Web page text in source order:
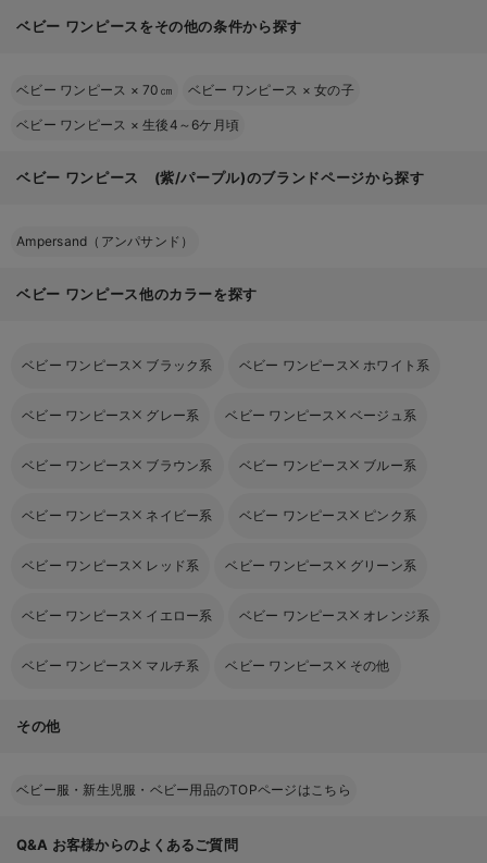
ベビー ワンピースをその他の条件から探す
ベビー ワンピース ×70㎝ ベビー ワンピース ×女の子
ベビー ワンピース ×生後4～6ケ月頃
ベビー ワンピース (紫/パープル)のブランドページから探す
Ampersand（アンパサンド）
ベビー ワンピース他のカラーを探す
ベビー ワンピース ブラック系 ベビー ワンピース ホワイト系
ベビー ワンピース グレー系 ベビー ワンピース ベージュ系
ベビー ワンピース ブラウン系 ベビー ワンピース ブルー系
ベビー ワンピース ネイビー系 ベビー ワンピース ピンク系
ベビー ワンピース レッド系 ベビー ワンピース グリーン系
ベビー ワンピース イエロー系 ベビー ワンピース オレンジ系
ベビー ワンピース マルチ系 ベビー ワンピース その他
その他
ベビー服・新生児服・ベビー用品のTOPページはこちら
Q&A お客様からのよくあるご質問